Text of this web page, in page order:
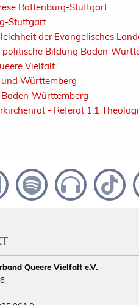
Rottenburg-Stuttgart
Stuttgart
der Evangelisches
politische Bildung Baden-
Vielfalt
und Württemberg
Württemberg
- Referat 1.1
Queere Vielfalt e.V.